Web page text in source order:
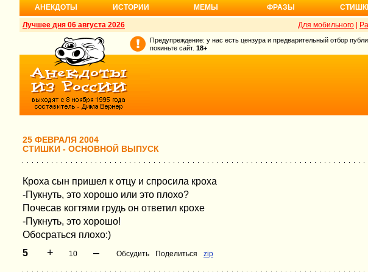
АНЕКДОТЫ ИСТОРИИ МЕМЫ ФРАЗЫ
Лучшее дня 06 августа 2026 Для мобильного
Предупреждение: у нас есть цензура и предварительный отбор
покиньте сайт. 18+
25 ФЕВРАЛЯ 2004
СТИШКИ - ОСНОВНОЙ ВЫПУСК
Кроха сын пришел к отцу и спросила кроха
-Пукнуть, это хорошо или это плохо?
Почесав когтями грудь он ответил крохе
-Пукнуть, это хорошо!
Обосраться плохо:)
5
+ 10 – Обсудить Поделиться zip